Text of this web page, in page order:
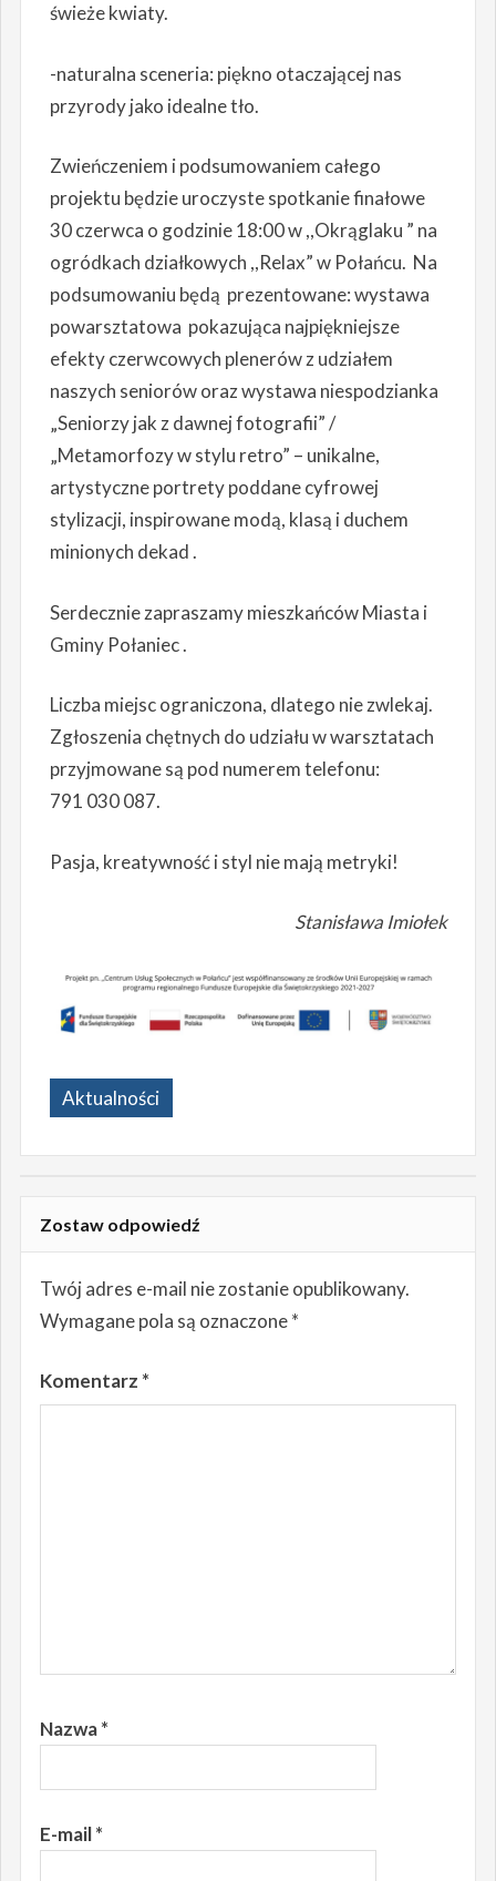
świeże kwiaty.
-naturalna sceneria: piękno otaczającej nas
przyrody jako idealne tło.
Zwieńczeniem i podsumowaniem całego
projektu będzie uroczyste spotkanie finałowe
30 czerwca o godzinie 18:00 w ,,Okrąglaku ” na
ogródkach działkowych ,,Relax” w Połańcu. Na
podsumowaniu będą prezentowane: wystawa
powarsztatowa pokazująca najpiękniejsze
efekty czerwcowych plenerów z udziałem
naszych seniorów oraz wystawa niespodzianka
„Seniorzy jak z dawnej fotografii” /
„Metamorfozy w stylu retro” – unikalne,
artystyczne portrety poddane cyfrowej
stylizacji, inspirowane modą, klasą i duchem
minionych dekad .
Serdecznie zapraszamy mieszkańców Miasta i
Gminy Połaniec .
Liczba miejsc ograniczona, dlatego nie zwlekaj.
Zgłoszenia chętnych do udziału w warsztatach
przyjmowane są pod numerem telefonu:
791 030 087.
Pasja, kreatywność i styl nie mają metryki!
Stanisława Imiołek
Aktualności
Zostaw odpowiedź
Twój adres e-mail nie zostanie opublikowany.
Wymagane pola są oznaczone*
Komentarz *
Nazwa*
E-mail*